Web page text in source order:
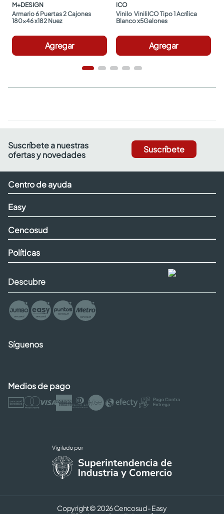
M+DESIGN
Armario 6 Puertas 2 Cajones
180x46 x182 Nuez
Agregar
ICO
Vinilo  ViniliICO Tipo 1 Acrílica
Blanco x5Galones
Agregar
Suscríbete a nuestras
ofertas y novedades
Suscríbete
Centro de ayuda
Easy
Cencosud
Políticas
Descubre
Síguenos
Medios de pago
Copyright © 2026 Cencosud - Easy